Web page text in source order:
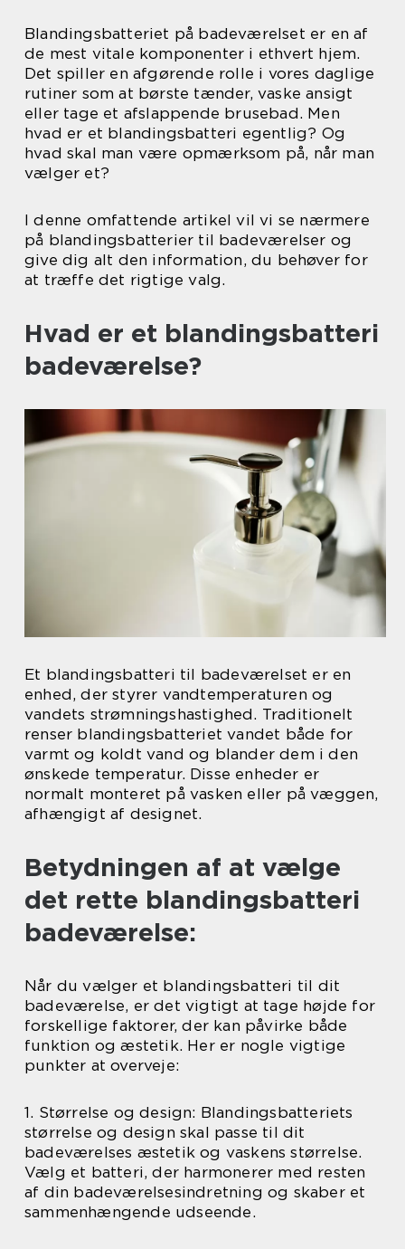
Blandingsbatteriet på badeværelset er en af
de mest vitale komponenter i ethvert hjem.
Det spiller en afgørende rolle i vores daglige
rutiner som at børste tænder, vaske ansigt
eller tage et afslappende brusebad. Men
hvad er et blandingsbatteri egentlig? Og
hvad skal man være opmærksom på, når man
vælger et?
I denne omfattende artikel vil vi se nærmere
på blandingsbatterier til badeværelser og
give dig alt den information, du behøver for
at træffe det rigtige valg.
Hvad er et blandingsbatteri
badeværelse?
Et blandingsbatteri til badeværelset er en
enhed, der styrer vandtemperaturen og
vandets strømningshastighed. Traditionelt
renser blandingsbatteriet vandet både for
varmt og koldt vand og blander dem i den
ønskede temperatur. Disse enheder er
normalt monteret på vasken eller på væggen,
afhængigt af designet.
Betydningen af at vælge
det rette blandingsbatteri
badeværelse:
Når du vælger et blandingsbatteri til dit
badeværelse, er det vigtigt at tage højde for
forskellige faktorer, der kan påvirke både
funktion og æstetik. Her er nogle vigtige
punkter at overveje:
1. Størrelse og design: Blandingsbatteriets
størrelse og design skal passe til dit
badeværelses æstetik og vaskens størrelse.
Vælg et batteri, der harmonerer med resten
af din badeværelsesindretning og skaber et
sammenhængende udseende.